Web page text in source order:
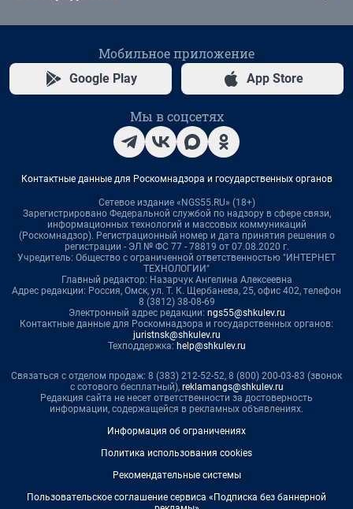
Мобильное приложение
Google Play App Store
Мы в соцсетях
Контактные данные для Роскомнадзора и государственных органов
Сетевое издание «NGS55.RU» (18+)
Зарегистрировано Федеральной службой по надзору в сфере связи,
информационных технологий и массовых коммуникаций
(Роскомнадзор). Регистрационный номер и дата принятия решения о
регистрации - ЭЛ № ФС 77 - 78819 от 07.08.2020 г.
Учредитель: Общество с ограниченной ответственностью "ИНТЕРНЕТ
ТЕХНОЛОГИИ"
Главный редактор: Назарчук Ангелина Алексеевна
Адрес редакции: Россия, Омск, ул. Т. К. Щербанева, 25, офис 402, телефон
8 (3812) 38-08-69
Электронный адрес редакции: ngs55@shkulev.ru
Контактные данные для Роскомнадзора и государственных органов:
juristnsk@shkulev.ru
Техподдержка: help@shkulev.ru
Связаться с отделом продаж: 8 (383) 212-52-52, 8 (800) 200-03-83 (звонок
с сотового бесплатный), reklamangs@shkulev.ru
Редакция сайта не несет ответственности за достоверность
информации, содержащейся в рекламных объявлениях.
Информация об ограничениях
Политика использования cookies
Рекомендательные системы
Пользовательское соглашение сервиса «Подписка без баннерной